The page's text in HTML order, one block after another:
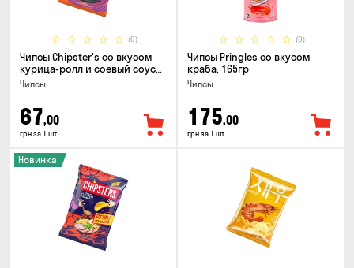
(0)
Чипсы Chipster's со вкусом
курица-ролл и соевый соус
90г
Чипсы
67,00
грн за 1 шт
(0)
Чипсы Pringles со вкусом
краба, 165гр
Чипсы
175,00
грн за 1 шт
Новинка